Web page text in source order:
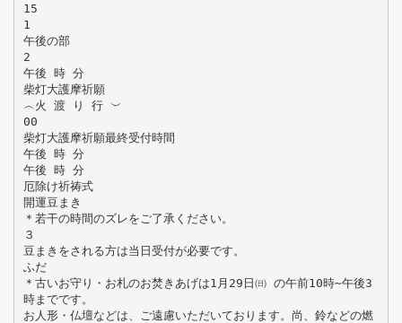
15
1
午後の部
2
午後 時 分
柴灯大護摩祈願
︵火 渡 り 行 ︶
00
柴灯大護摩祈願最終受付時間
午後 時 分
午後 時 分
厄除け祈祷式
開運豆まき
＊若干の時間のズレをご了承ください。
３
豆まきをされる方は当日受付が必要です。
ふだ
＊古いお守り・お札のお焚きあげは1月29日㈰ の午前10時∼午後3
時までです。
お人形・仏壇などは、ご遠慮いただいております。尚、鈴などの燃